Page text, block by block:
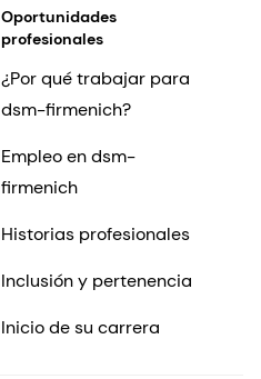
Oportunidades
profesionales
¿Por qué trabajar para
dsm-firmenich?
Empleo en dsm-
firmenich
Historias profesionales
Inclusión y pertenencia
Inicio de su carrera